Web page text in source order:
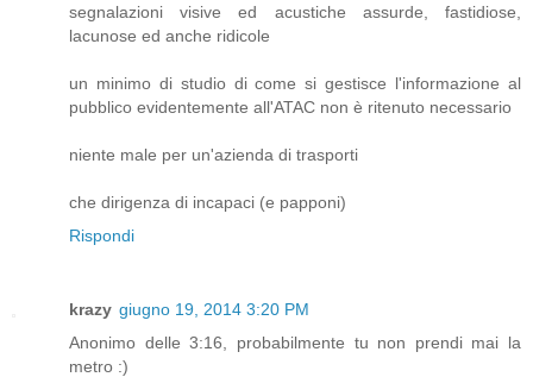
segnalazioni visive ed acustiche assurde, fastidiose,
lacunose ed anche ridicole
un minimo di studio di come si gestisce l'informazione al
pubblico evidentemente all'ATAC non è ritenuto necessario
niente male per un'azienda di trasporti
che dirigenza di incapaci (e papponi)
Rispondi
krazy giugno 19, 2014 3:20 PM
Anonimo delle 3:16, probabilmente tu non prendi mai la
metro :)